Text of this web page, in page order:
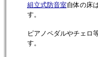
組立式防音室自体の床
す。
ピアノペダルやチェロ
す。